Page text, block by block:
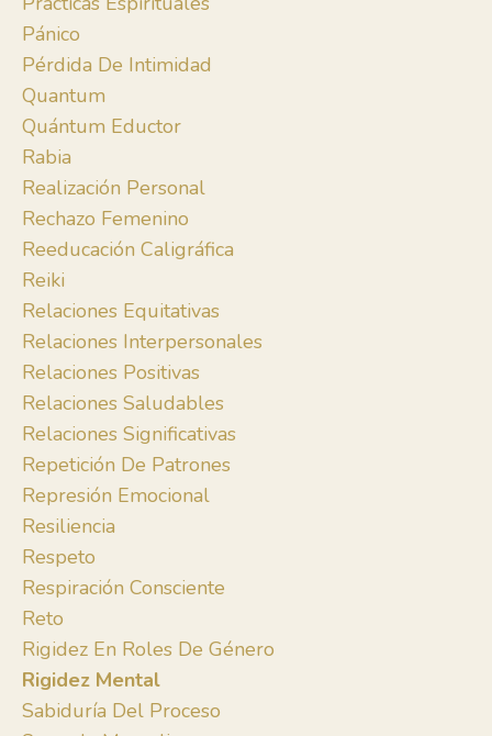
Pánico
Pérdida De Intimidad
Quantum
Quántum Eductor
Rabia
Realización Personal
Rechazo Femenino
Reeducación Caligráfica
Reiki
Relaciones Equitativas
Relaciones Interpersonales
Relaciones Positivas
Relaciones Saludables
Relaciones Significativas
Repetición De Patrones
Represión Emocional
Resiliencia
Respeto
Respiración Consciente
Reto
Rigidez En Roles De Género
Rigidez Mental
Sabiduría Del Proceso